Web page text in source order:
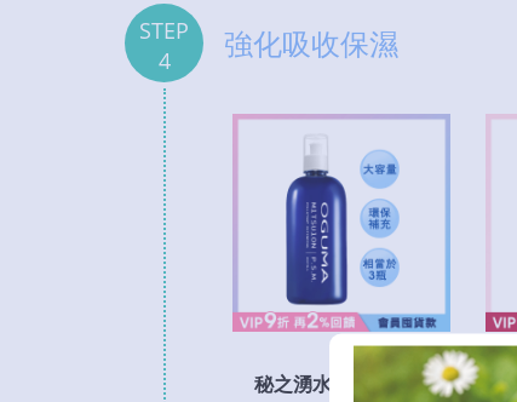
STEP
4
強化吸收保濕
秘之湧水美媒補充瓶